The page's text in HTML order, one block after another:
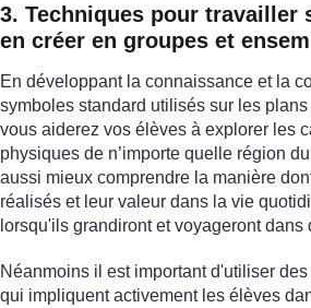
3. Techniques pour travailler
en créer en groupes et
En développant la connaissance et la
symboles standard utilisés sur les
vous aiderez vos élèves à explorer les
physiques de n’importe quelle région
aussi mieux comprendre la manière
réalisés et leur valeur dans la vie
lorsqu'ils grandiront et voyageront
Néanmoins il est important d'utiliser
qui impliquent activement les élèves